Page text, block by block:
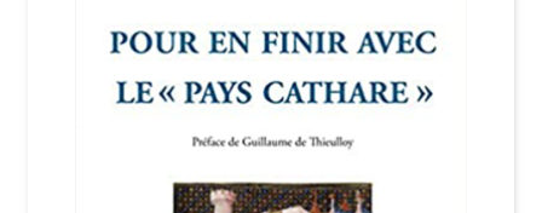
Login Customizer
Newsletter